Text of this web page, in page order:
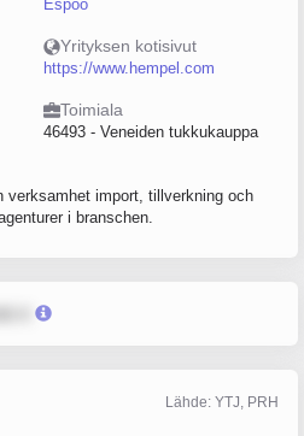
Espoo
Yrityksen kotisivut
https://www.hempel.com
Toimiala
46493 - Veneiden tukkukauppa
verksamhet import, tillverkning och
i branschen.
Lähde: YTJ, PRH